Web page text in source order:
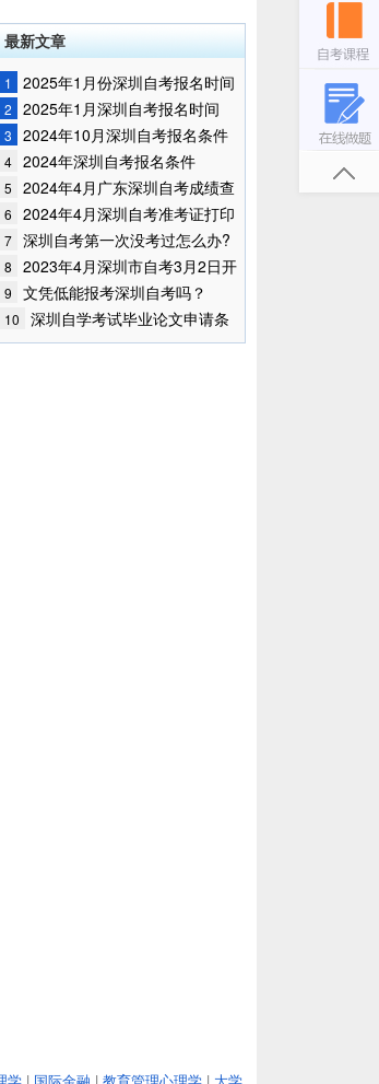
最新文章
1
2025年1月份深圳自考报名时间
已公布!
2 2025年1月深圳自考报名时间
3
2024年10月深圳自考报名条件
已公布!
4 2024年深圳自考报名条件
5
2024年4月广东深圳自考成绩查
询时间已确定
6
2024年4月深圳自考准考证打印
时间
7 深圳自考第一次没考过怎么办?
8
2023年4月深圳市自考3月2日开
始报考！
9 文凭低能报考深圳自考吗？
10
深圳自学考试毕业论文申请条
件是什么？